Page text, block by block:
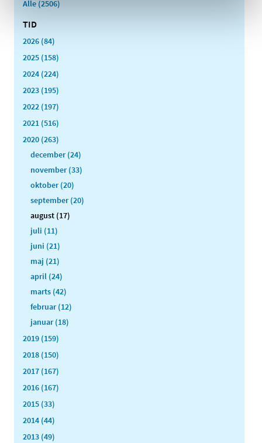
Alle (2506)
TID
2026 (84)
2025 (158)
2024 (224)
2023 (195)
2022 (197)
2021 (516)
2020 (263)
december (24)
november (33)
oktober (20)
september (20)
august (17)
juli (11)
juni (21)
maj (21)
april (24)
marts (42)
februar (12)
januar (18)
2019 (159)
2018 (150)
2017 (167)
2016 (167)
2015 (33)
2014 (44)
2013 (49)